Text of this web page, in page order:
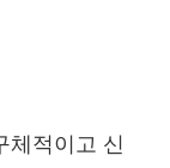
체적이고 신